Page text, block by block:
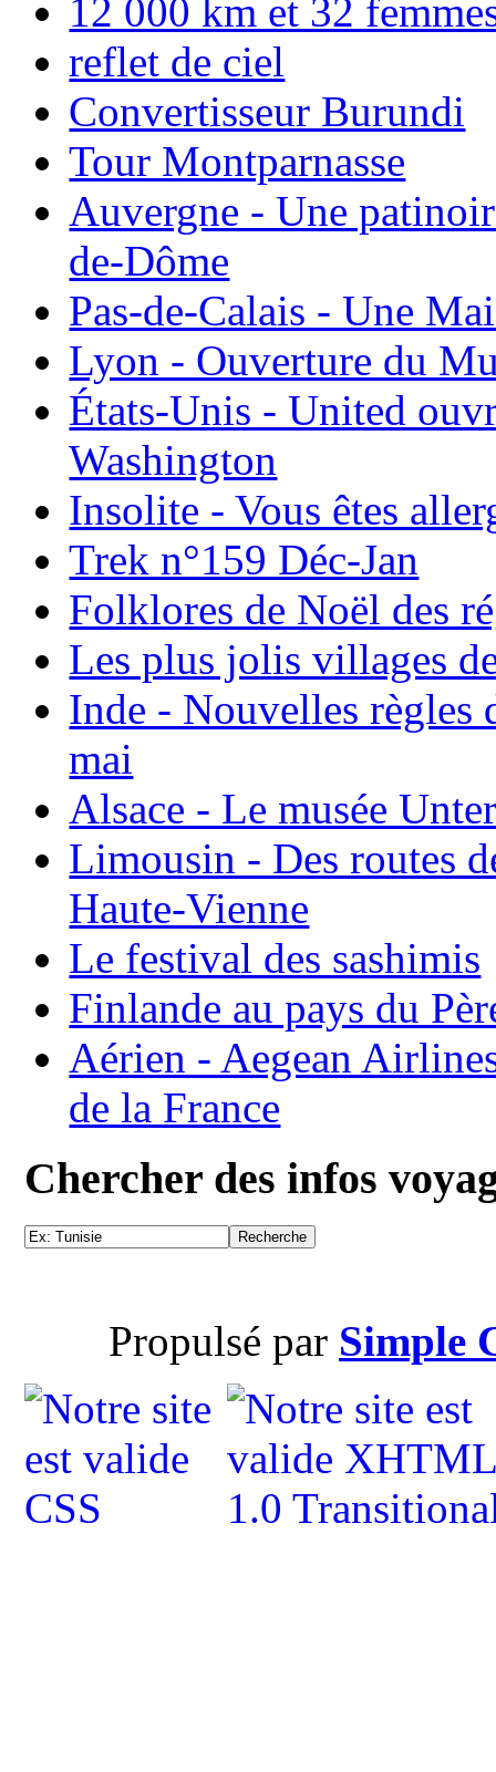
12 000 km et 32
reflet de ciel
Convertisseur Burundi
Tour Montparnasse
Auvergne - Une
de-Dôme
Pas-de-Calais - Une
Lyon - Ouverture du
États-Unis - United
Washington
Insolite - Vous êtes
Trek n°159 Déc-Jan
Folklores de Noël des
Les plus jolis villages
Inde - Nouvelles règles
mai
Alsace - Le musée
Limousin - Des routes
Haute-Vienne
Le festival des sashimis
Finlande au pays du
Aérien - Aegean
de la France
Chercher des infos
Propulsé par Simple